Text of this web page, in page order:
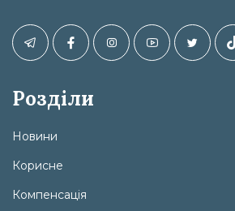
Розділи
Новини
Корисне
Компенсація